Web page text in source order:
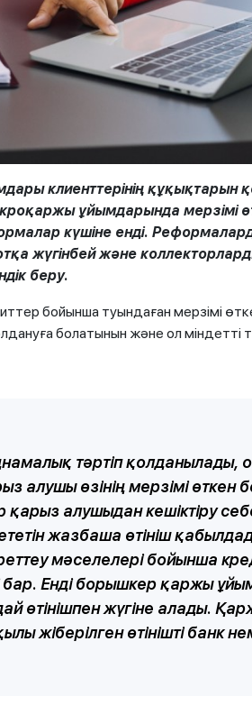
клиенттерінің құқықтарын
ұйымдарында мерзімі
күшіне енді.
жүгінбей және
беру.
бойынша туындаған мерзімі
болатынын және ол міндетті
тәртіп қолданылады,
алушы өзінің мерзімі өткен
қарыз алушыдан кешіктіру
жазбаша өтініш
мәселелері бойынша
бар. Енді борышкер қаржы
өтінішпен жүгіне алады.
жіберілген өтінішті банк